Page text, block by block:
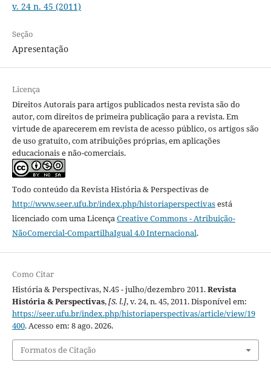
v. 24 n. 45 (2011)
Seção
Apresentação
Licença
Direitos Autorais para artigos publicados nesta revista são do
autor, com direitos de primeira publicação para a revista. Em
virtude de aparecerem em revista de acesso público, os artigos são
de uso gratuito, com atribuições próprias, em aplicações
educacionais e não-comerciais.
Todo conteúdo da Revista História & Perspectivasde
http://www.seer.ufu.br/index.php/historiaperspectivasestá
licenciado com uma LicençaCreative Commons - Atribuição-
NãoComercial-CompartilhaIgual 4.0 Internacional.
Como Citar
História & Perspectivas, N.45 - julho/dezembro 2011.Revista
História & Perspectivas,[S. l.], v. 24, n. 45, 2011. Disponível em:
https://seer.ufu.br/index.php/historiaperspectivas/article/view/19
400. Acesso em: 8 ago. 2026.
Formatos de Citação